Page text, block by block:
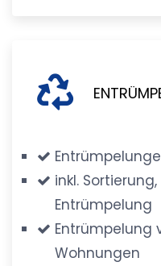
inkl.
Entrümpelung
Entrümpelung
Wohnungen